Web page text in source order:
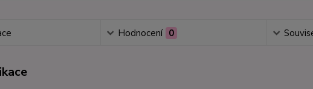
Hodnocení 0